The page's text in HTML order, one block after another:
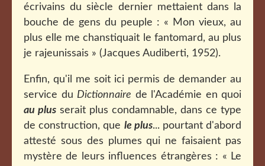
écrivains du siècle dernier mettaient dans la
bouche de gens du peuple : « Mon vieux, au
plus elle me chanstiquait le fantomard, au plus
je rajeunissais » (Jacques Audiberti, 1952).
Enfin, qu'il me soit ici permis de demander au
service du Dictionnaire de l'Académie en quoi
au plus serait plus condamnable, dans ce type
de construction, que le plus... pourtant d'abord
attesté sous des plumes qui ne faisaient pas
mystère de leurs influences étrangères : « Le